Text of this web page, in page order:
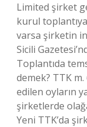
Limited şirket
kurul
varsa şirketin
Sicili
Toplantıda
demek? TTK
edilen oyların
şirketlerde
Yeni TTK’da